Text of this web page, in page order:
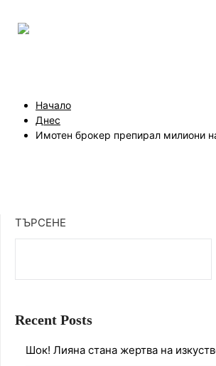
Начало
Днес
Имотен брокер препирал милиони
ТЪРСЕНЕ
Recent Posts
Шок! Лияна стана жертва на